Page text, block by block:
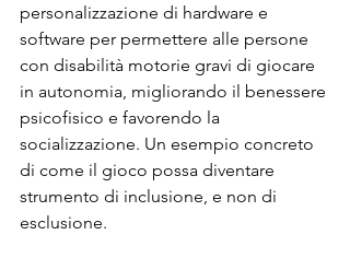
personalizzazione di hardware e
software per permettere alle persone
con disabilità motorie gravi di giocare
in autonomia, migliorando il benessere
psicofisico e favorendo la
socializzazione. Un esempio concreto
di come il gioco possa diventare
strumento di inclusione, e non di
esclusione.